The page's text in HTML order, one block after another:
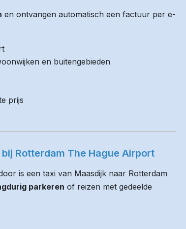
en ontvangen automatisch een factuur per e-
en buitengebieden
prijs
Rotterdam The Hague Airport
is een taxi van Maasdijk naar Rotterdam
parkeren of reizen met gedeelde